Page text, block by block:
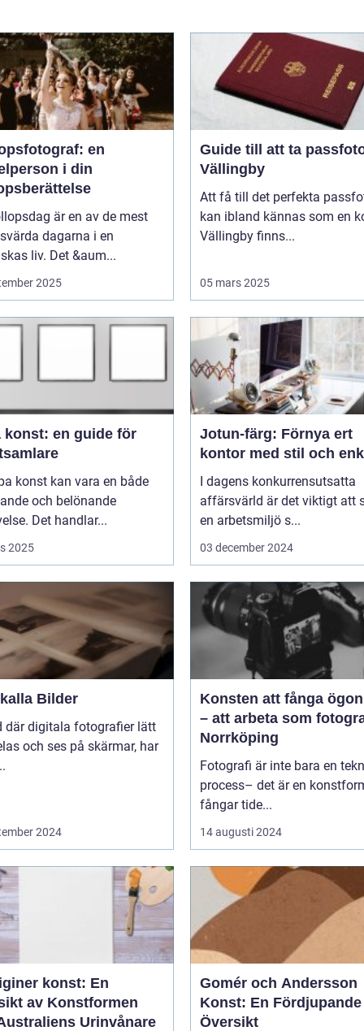
en
i din
är en av de mest
dagarna i en
liv. Det &aum...
2025
Guide till att ta
Vällingby
Att få till det perfekta
kan ibland kännas som en
Vällingby finns...
05 mars 2025
konst: en guide för
konst kan vara en både
och belönande
Det handlar...
2025
Jotun-färg: Förnya ert
kontor med stil och
I dagens konkurrensutsatta
affärsvärld är det viktigt att
en arbetsmiljö s...
03 december 2024
Bilder
där digitala fotografier lätt
och ses på skärmar, har
2024
Konsten att fånga
– att arbeta som
Norrköping
Fotografi är inte bara en
process– det är en
fångar tide...
14 augusti 2024
konst: En
av Konstformen
Urinvånare
Gomér och Andersson
Konst: En Fördjupande
Översikt